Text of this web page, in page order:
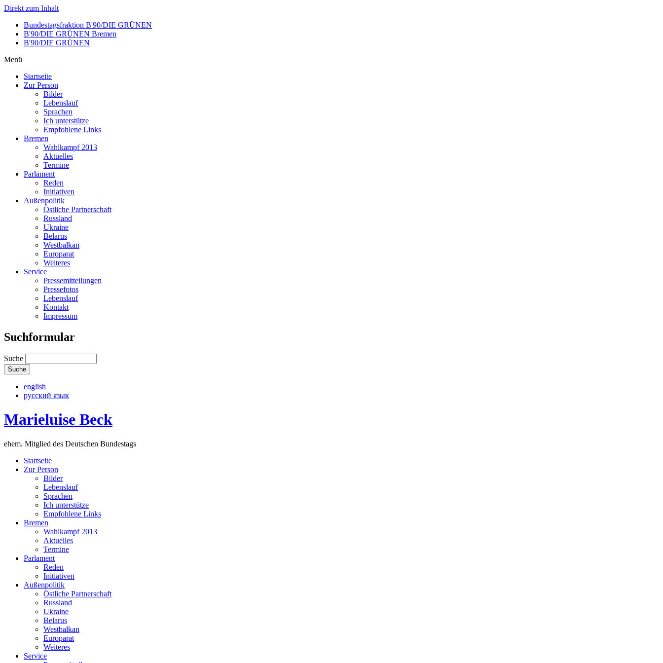
Direkt zum Inhalt
Bundestagsfraktion B'90/DIE GRÜNEN
B'90/DIE GRÜNEN Bremen
B'90/DIE GRÜNEN
Menü
Startseite
Zur Person
Bilder
Lebenslauf
Sprachen
Ich unterstütze
Empfohlene Links
Bremen
Wahlkampf 2013
Aktuelles
Termine
Parlament
Reden
Initiativen
Außenpolitik
Östliche Partnerschaft
Russland
Ukraine
Belarus
Westbalkan
Europarat
Weiteres
Service
Pressemitteilungen
Pressefotos
Lebenslauf
Kontakt
Impressum
Suchformular
Suche
english
русский язык
Marieluise Beck
ehem. Mitglied des Deutschen Bundestags
Startseite
Zur Person
Bilder
Lebenslauf
Sprachen
Ich unterstütze
Empfohlene Links
Bremen
Wahlkampf 2013
Aktuelles
Termine
Parlament
Reden
Initiativen
Außenpolitik
Östliche Partnerschaft
Russland
Ukraine
Belarus
Westbalkan
Europarat
Weiteres
Service